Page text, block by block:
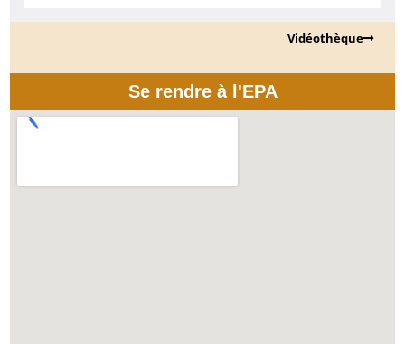
Vidéothèque
Se rendre à l'EPA